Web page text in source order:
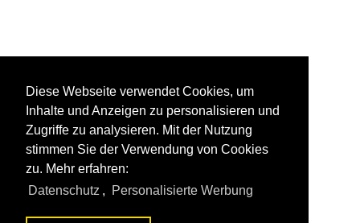
Diese Webseite verwendet Cookies, um
Inhalte und Anzeigen zu personalisieren und
Zugriffe zu analysieren. Mit der Nutzung
stimmen Sie der Verwendung von Cookies
zu. Mehr erfahren:
Datenschutz , Personalisierte Werbung